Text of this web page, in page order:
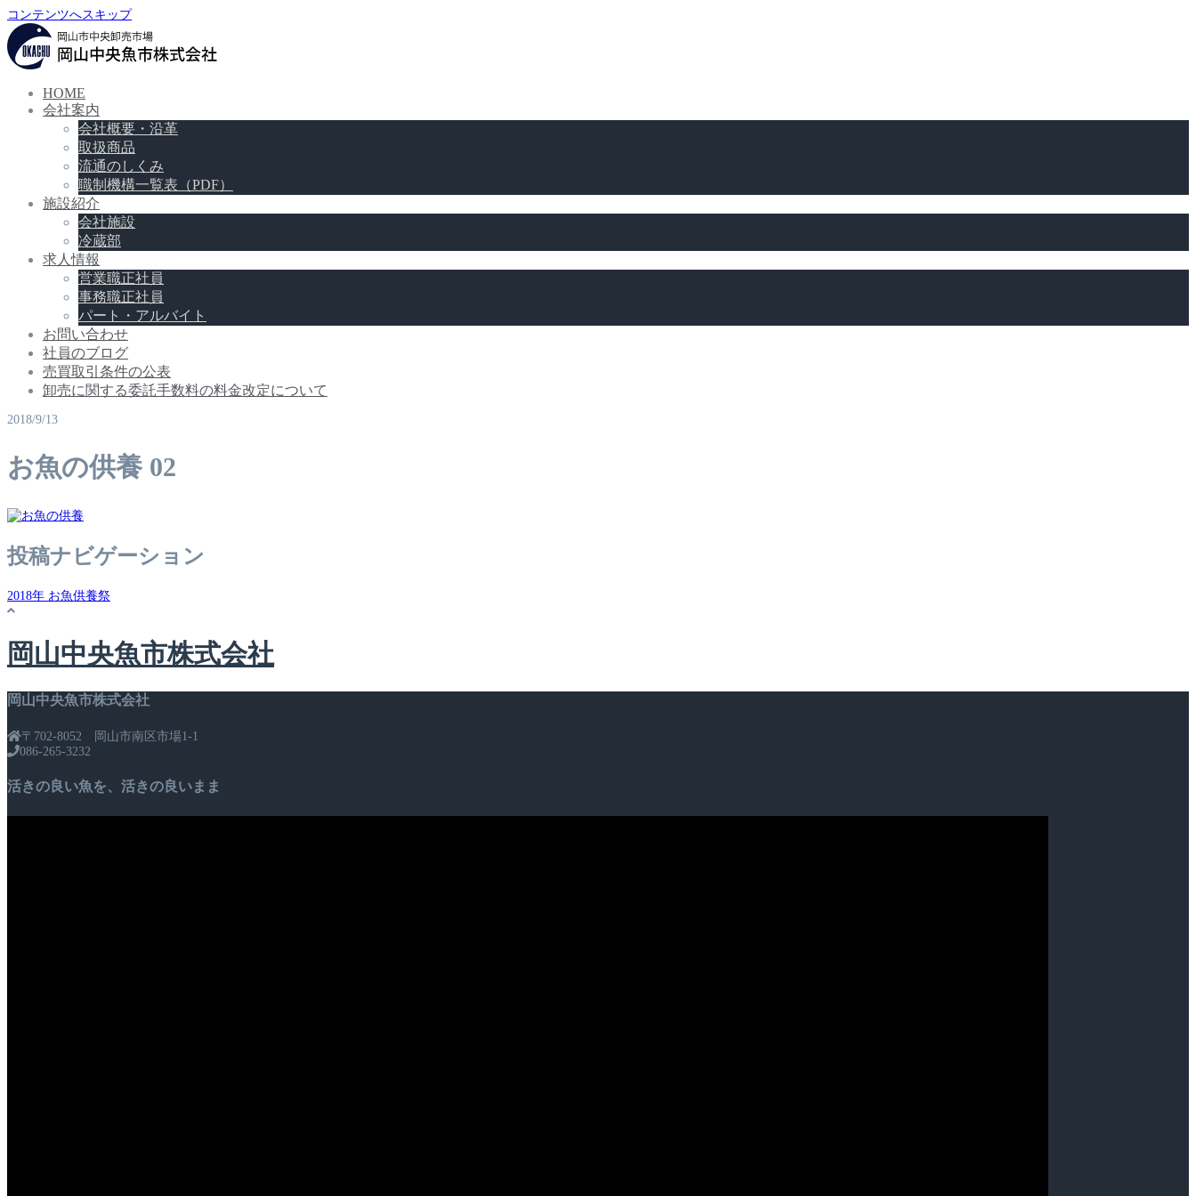
コンテンツへスキップ
HOME
会社案内
会社概要・沿革
取扱商品
流通のしくみ
職制機構一覧表（PDF）
施設紹介
会社施設
冷蔵部
求人情報
営業職正社員
事務職正社員
パート・アルバイト
お問い合わせ
社員のブログ
売買取引条件の公表
卸売に関する委託手数料の料金改定について
2018/9/13
お魚の供養 02
投稿ナビゲーション
2018年 お魚供養祭
岡山中央魚市株式会社
岡山中央魚市株式会社
〒702-8052 岡山市南区市場1-1
086-265-3232
活きの良い魚を、活きの良いまま